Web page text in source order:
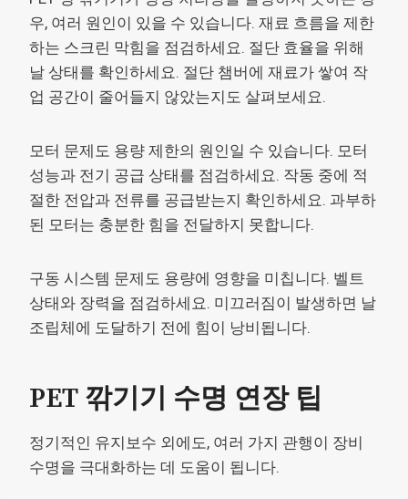
우, 여러 원인이 있을 수 있습니다. 재료 흐름을 제한
하는 스크린 막힘을 점검하세요. 절단 효율을 위해
날 상태를 확인하세요. 절단 챔버에 재료가 쌓여 작
업 공간이 줄어들지 않았는지도 살펴보세요.
모터 문제도 용량 제한의 원인일 수 있습니다. 모터
성능과 전기 공급 상태를 점검하세요. 작동 중에 적
절한 전압과 전류를 공급받는지 확인하세요. 과부하
된 모터는 충분한 힘을 전달하지 못합니다.
구동 시스템 문제도 용량에 영향을 미칩니다. 벨트
상태와 장력을 점검하세요. 미끄러짐이 발생하면 날
조립체에 도달하기 전에 힘이 낭비됩니다.
PET 깎기기 수명 연장 팁
정기적인 유지보수 외에도, 여러 가지 관행이 장비
수명을 극대화하는 데 도움이 됩니다.